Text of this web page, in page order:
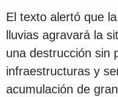
El texto alertó que
lluvias agravará la
una destrucción sin
infraestructuras y
acumulación de